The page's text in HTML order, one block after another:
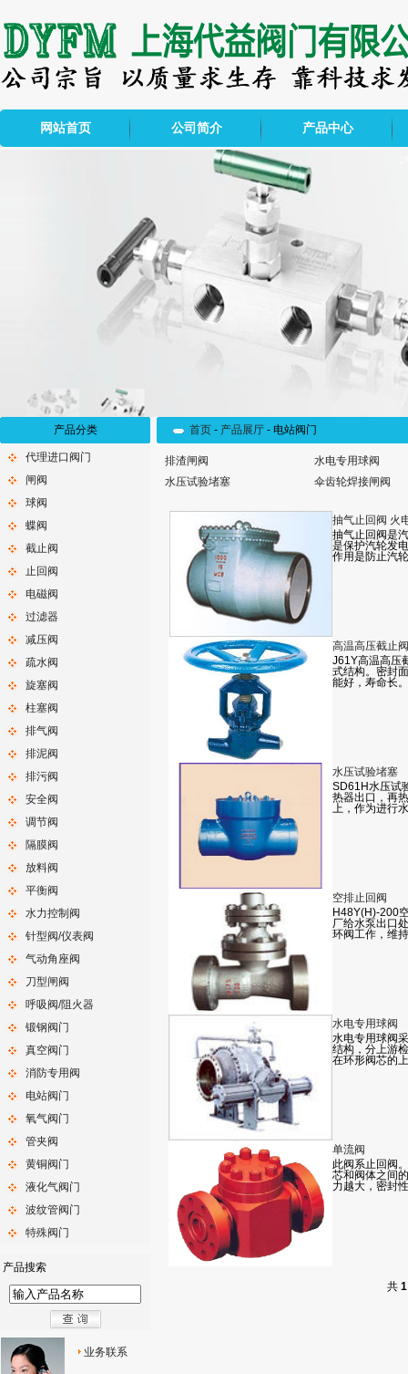
网站首页 公司简介 产品中心
产品分类
代理进口阀门
闸阀
球阀
蝶阀
截止阀
止回阀
电磁阀
过滤器
减压阀
疏水阀
旋塞阀
柱塞阀
排气阀
排泥阀
排污阀
安全阀
调节阀
隔膜阀
放料阀
平衡阀
水力控制阀
针型阀/仪表阀
气动角座阀
刀型闸阀
呼吸阀/阻火器
锻钢阀门
真空阀门
消防专用阀
电站阀门
氧气阀门
管夹阀
黄铜阀门
液化气阀门
波纹管阀门
特殊阀门
产品搜索
业务联系
首页 - 产品展厅 - 电站阀门
排渣闸阀
水电专用球阀
水压试验堵塞
伞齿轮焊接闸阀
抽气止回阀 火
抽气止回阀是
是保护汽轮发
作用是防止汽
高温高压截止阀
J61Y高温高压
式结构。密封
能好，寿命长
水压试验堵塞
SD61H水压试
热器出口，再
上，作为进行
空排止回阀
H48Y(H)-200
厂给水泵出口
环阀工作，维
水电专用球阀
水电专用球阀
结构，分上游
在环形阀芯的
单流阀
此阀系止回阀
芯和阀体之间
力越大，密封
共 1